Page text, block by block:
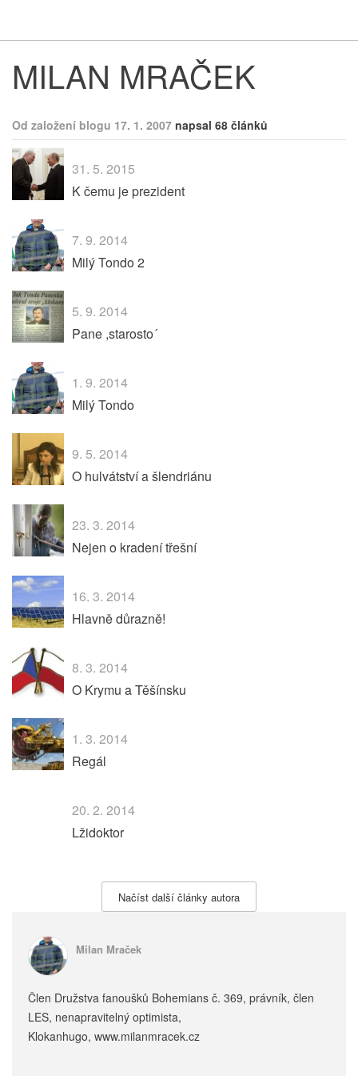
MILAN MRAČEK
Od založení blogu 17. 1. 2007 napsal 68 článků
31. 5. 2015
K čemu je prezident
7. 9. 2014
Milý Tondo 2
5. 9. 2014
Pane ,starosto´
1. 9. 2014
Milý Tondo
9. 5. 2014
O hulvátství a šlendriánu
23. 3. 2014
Nejen o kradení třešní
16. 3. 2014
Hlavně důrazně!
8. 3. 2014
O Krymu a Těšínsku
1. 3. 2014
Regál
20. 2. 2014
Lžidoktor
Načíst další články autora
Milan Mraček
Člen Družstva fanoušků Bohemians č. 369, právník, člen
LES, nenapravitelný optimista,
Klokanhugo, www.milanmracek.cz